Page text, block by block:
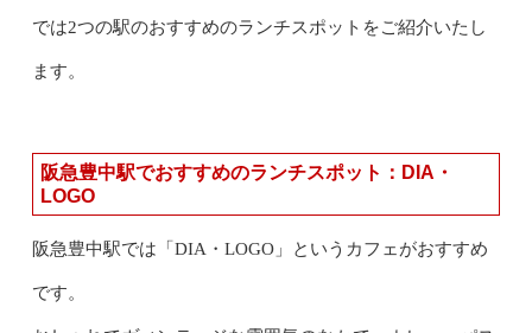
では2つの駅のおすすめのランチスポットをご紹介いたし
ます。
阪急豊中駅でおすすめのランチスポット：DIA・
LOGO
阪急豊中駅では「DIA・LOGO」というカフェがおすすめ
です。